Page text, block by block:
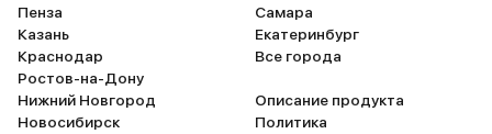
Пенза
Казань
Краснодар
Ростов-на-Дону
Нижний Новгород
Новосибирск
Самара
Екатеринбург
Все города
Описание продукта
Политика